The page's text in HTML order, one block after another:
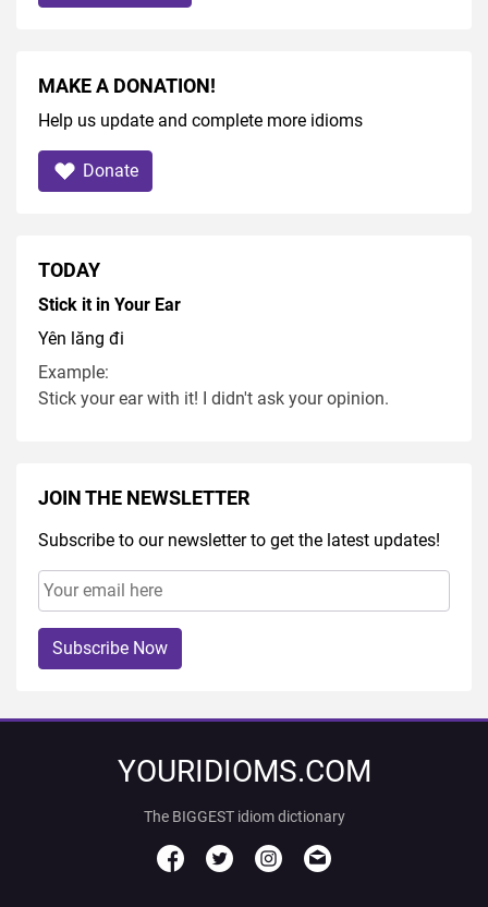
MAKE A DONATION!
Help us update and complete more idioms
Donate
TODAY
Stick it in Your Ear
Yên lăng đi
Example:
Stick your ear with it! I didn't ask your opinion.
JOIN THE NEWSLETTER
Subscribe to our newsletter to get the latest updates!
Subscribe Now
YOURIDIOMS.COM
The BIGGEST idiom dictionary